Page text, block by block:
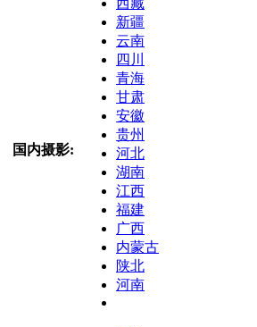
国内摄影:
西藏
新疆
云南
四川
青海
甘肃
安徽
贵州
河北
湖南
江西
福建
广西
内蒙古
陕北
河南